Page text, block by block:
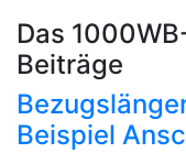
Das
Beiträge
Beispiel